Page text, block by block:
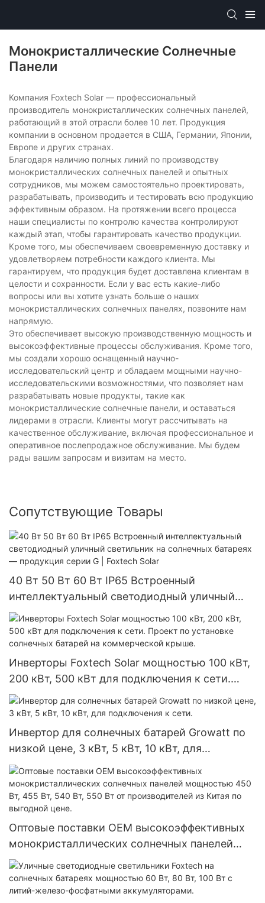
Монокристаллические Солнечные
Панели
Компания Foxtech Solar — профессиональный
производитель монокристаллических солнечных панелей,
работающий в этой отрасли более 10 лет. Продукция
компании в основном продается в США, Германии, Японии,
Европе и других странах.
Благодаря наличию полных линий по производству
монокристаллических солнечных панелей и опытных
сотрудников, мы можем самостоятельно проектировать,
разрабатывать, производить и тестировать всю продукцию
эффективным образом. На протяжении всего процесса
наши специалисты по контролю качества контролируют
каждый этап, чтобы гарантировать качество продукции.
Кроме того, мы обеспечиваем своевременную доставку и
удовлетворяем потребности каждого клиента. Мы
гарантируем, что продукция будет доставлена ​​клиентам в
целости и сохранности. Если у вас есть какие-либо
вопросы или вы хотите узнать больше о наших
монокристаллических солнечных панелях, позвоните нам
напрямую.
Это обеспечивает высокую производственную мощность и
высокоэффективные процессы обслуживания. Кроме того,
мы создали хорошо оснащенный научно-
исследовательский центр и обладаем мощными научно-
исследовательскими возможностями, что позволяет нам
разрабатывать новые продукты, такие как
монокристаллические солнечные панели, и оставаться
лидерами в отрасли. Клиенты могут рассчитывать на
качественное обслуживание, включая профессиональное и
оперативное послепродажное обслуживание. Мы будем
рады вашим запросам и визитам на место.
Сопутствующие Товары
40 Вт 50 Вт 60 Вт IP65 Встроенный
интеллектуальный светодиодный уличный
светильник на солнечных батареях —
продукция серии G | Foxtech Solar
Инверторы Foxtech Solar мощностью 100 кВт,
200 кВт, 500 кВт для подключения к сети.
Проект по установке солнечных батарей на
коммерческой крыше.
Инвертор для солнечных батарей Growatt по
низкой цене, 3 кВт, 5 кВт, 10 кВт, для
подключения к сети.
Оптовые поставки OEM высокоэффективных
монокристаллических солнечных панелей
мощностью 450 Вт, 455 Вт, 540 Вт, 550 Вт от
производителей из Китая по выгодной цене.